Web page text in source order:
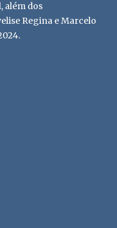
além dos
Regina e Marcelo